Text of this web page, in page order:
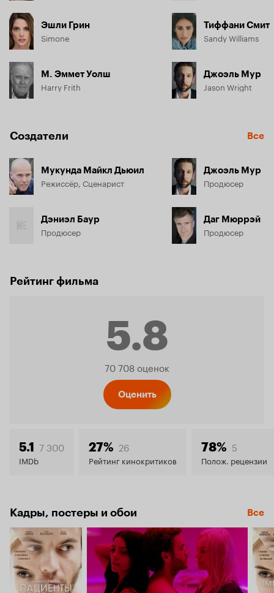
Эшли Грин
Simone
М. Эммет Уолш
Harry Frith
Тиффани Смит
Sandy Williams
Джоэль Мур
Jason Wright
Создатели Все
Мукунда Майкл Дьюил
Режиссёр, Сценарист
Дэниэл Баур
Продюсер
Джоэль Мур
Продюсер
Даг Мюррэй
Продюсер
Рейтинг фильма
5.8
Рейтинг
5.8
70 708 оценок
Оценить
5.1 7 300
IMDb
27% 26
Рейтинг кинокритиков
78% 5
Полож. рецензии
Кадры, постеры и обои Все